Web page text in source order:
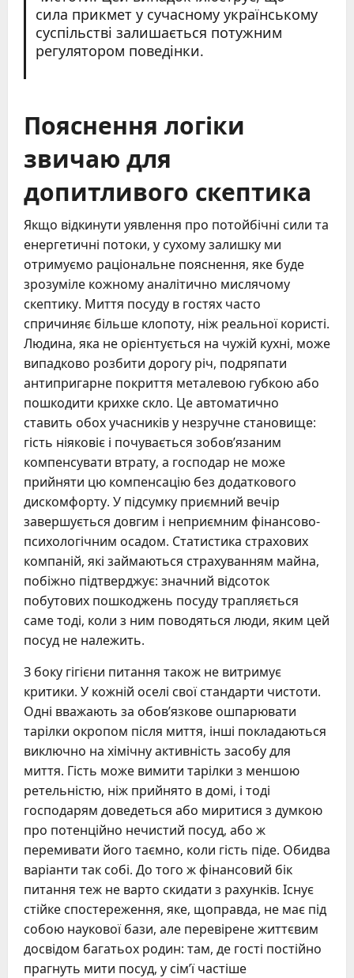
сила прикмет у сучасному українському
суспільстві залишається потужним
регулятором поведінки.
Пояснення логіки
звичаю для
допитливого скептика
Якщо відкинути уявлення про потойбічні сили та
енергетичні потоки, у сухому залишку ми
отримуємо раціональне пояснення, яке буде
зрозуміле кожному аналітично мислячому
скептику. Миття посуду в гостях часто
спричиняє більше клопоту, ніж реальної користі.
Людина, яка не орієнтується на чужій кухні, може
випадково розбити дорогу річ, подряпати
антипригарне покриття металевою губкою або
пошкодити крихке скло. Це автоматично
ставить обох учасників у незручне становище:
гість ніяковіє і почувається зобов’язаним
компенсувати втрату, а господар не може
прийняти цю компенсацію без додаткового
дискомфорту. У підсумку приємний вечір
завершується довгим і неприємним фінансово-
психологічним осадом. Статистика страхових
компаній, які займаються страхуванням майна,
побіжно підтверджує: значний відсоток
побутових пошкоджень посуду трапляється
саме тоді, коли з ним поводяться люди, яким цей
посуд не належить.
З боку гігієни питання також не витримує
критики. У кожній оселі свої стандарти чистоти.
Одні вважають за обов’язкове ошпарювати
тарілки окропом після миття, інші покладаються
виключно на хімічну активність засобу для
миття. Гість може вимити тарілки з меншою
ретельністю, ніж прийнято в домі, і тоді
господарям доведеться або миритися з думкою
про потенційно нечистий посуд, або ж
перемивати його таємно, коли гість піде. Обидва
варіанти так собі. До того ж фінансовий бік
питання теж не варто скидати з рахунків. Існує
стійке спостереження, яке, щоправда, не має під
собою наукової бази, але перевірене життєвим
досвідом багатьох родин: там, де гості постійно
прагнуть мити посуд, у сім’ї частіше